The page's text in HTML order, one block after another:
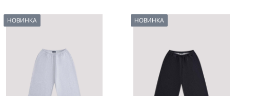
НОВИНКА НОВИНКА